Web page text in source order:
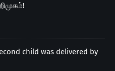
child was delivered by